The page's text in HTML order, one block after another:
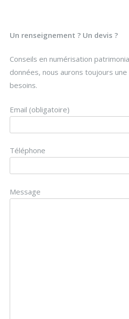
Un renseignement ? Un devis ?
Conseils en numérisation
données, nous aurons toujours
besoins.
Email (obligatoire)
Téléphone
Message